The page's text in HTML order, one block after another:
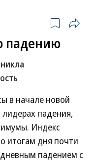
падению
в начале новой
лидерах падения,
Индекс
итогам дня почти
падением с